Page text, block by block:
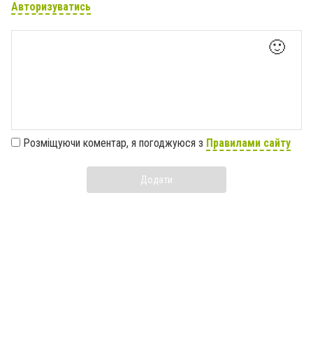
Авторизуватись
🙂
Розміщуючи коментар, я погоджуюся з Правилами сайту
Додати